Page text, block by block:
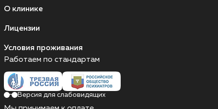
О клинике
Лицензии
Условия проживания
Работаем по стандартам
Версия для слабовидящих